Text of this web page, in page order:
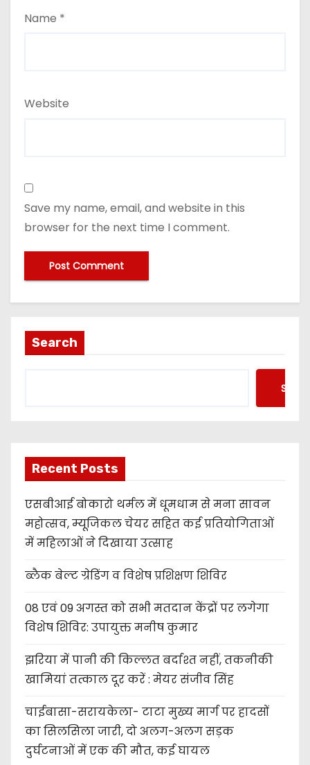
Name *
Website
Save my name, email, and website in this
browser for the next time I comment.
Search
Recent Posts
एसबीआई बोकारो थर्मल में धूमधाम से मना सावन
महोत्सव, म्यूजिकल चेयर सहित कई प्रतियोगिताओं
में महिलाओं ने दिखाया उत्साह
ब्लैक बेल्ट ग्रेडिंग व विशेष प्रशिक्षण शिविर
08 एवं 09 अगस्त को सभी मतदान केंद्रों पर लगेगा
विशेष शिविर: उपायुक्त मनीष कुमार
झरिया में पानी की किल्लत बर्दाश्त नहीं, तकनीकी
खामियां तत्काल दूर करें : मेयर संजीव सिंह
चाईबासा-सरायकेला- टाटा मुख्य मार्ग पर हादसों
का सिलसिला जारी, दो अलग-अलग सड़क
दुर्घटनाओं में एक की मौत, कई घायल